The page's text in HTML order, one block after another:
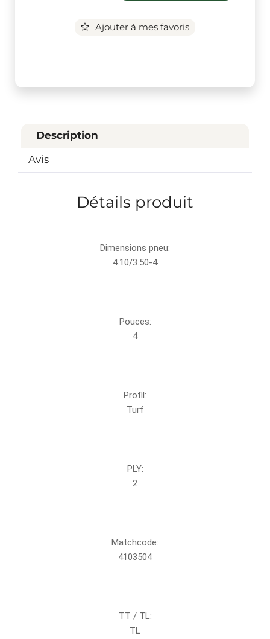
Ajouter à mes favoris
Description
Avis
Détails produit
Dimensions pneu:
4.10/3.50-4
Pouces:
4
Profil:
Turf
PLY:
2
Matchcode:
4103504
TT / TL:
TL